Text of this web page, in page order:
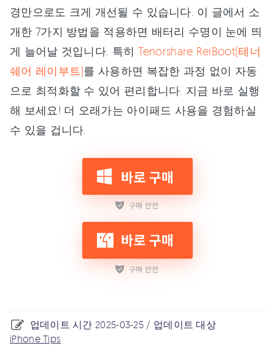
경만으로도 크게 개선될 수 있습니다. 이 글에서 소
개한 7가지 방법을 적용하면 배터리 수명이 눈에 띄
게 늘어날 것입니다. 특히 Tenorshare ReiBoot(테너
쉐어 레이부트)를 사용하면 복잡한 과정 없이 자동
으로 최적화할 수 있어 편리합니다. 지금 바로 실행
해 보세요! 더 오래가는 아이패드 사용을 경험하실
수 있을 겁니다.
업데이트 시간 2025-03-25 / 업데이트 대상
iPhone Tips